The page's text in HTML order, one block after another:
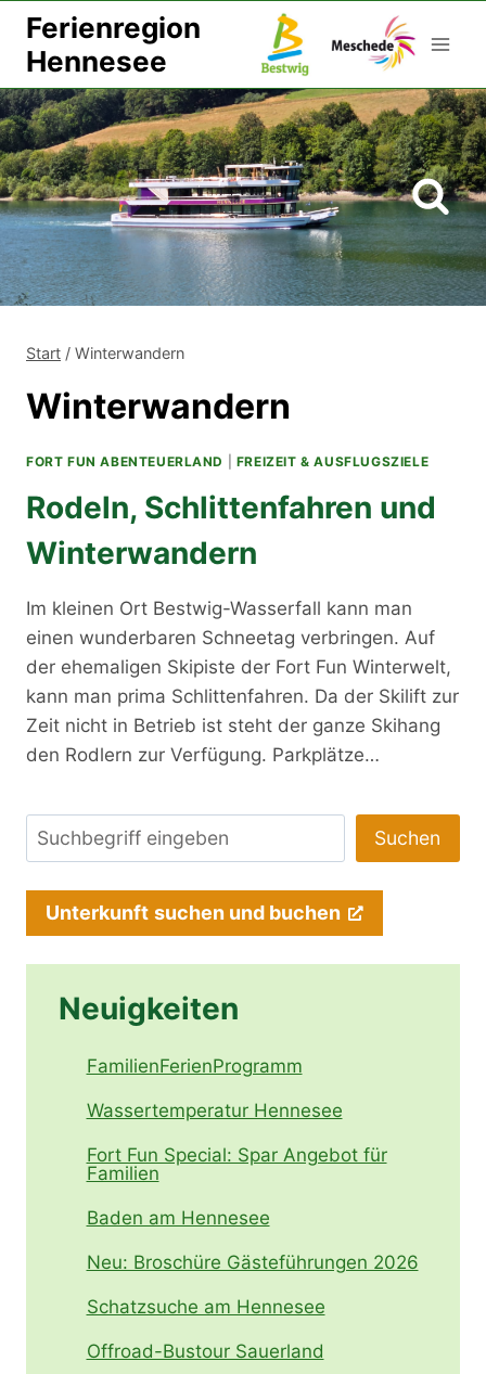
Zum
Inhalt
springen
Ferienregion
Hennesee
Start / Winterwandern
Winterwandern
FORT FUN ABENTEUERLAND FREIZEIT & AUSFLUGSZIELE
Rodeln, Schlittenfahren und
Winterwandern
Im kleinen Ort Bestwig-Wasserfall kann man
einen wunderbaren Schneetag verbringen. Auf
der ehemaligen Skipiste der Fort Fun Winterwelt,
kann man prima Schlittenfahren. Da der Skilift zur
Zeit nicht in Betrieb ist steht der ganze Skihang
den Rodlern zur Verfügung. Parkplätze…
Suchen Suchen
Unterkunft suchen und buchen
Neuigkeiten
FamilienFerienProgramm
Wassertemperatur Hennesee
Fort Fun Special: Spar Angebot für
Familien
Baden am Hennesee
Neu: Broschüre Gästeführungen 2026
Schatzsuche am Hennesee
Offroad-Bustour Sauerland